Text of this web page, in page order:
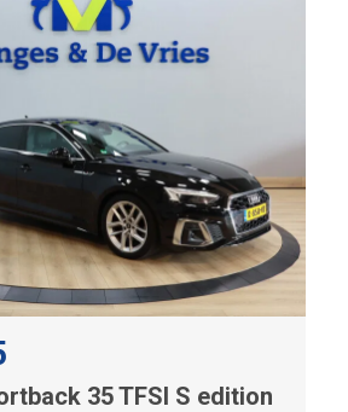
35 TFSI S edition